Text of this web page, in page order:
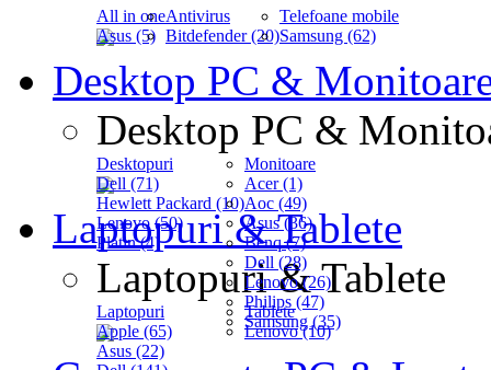
All in one
Asus (5)
Antivirus
Bitdefender (20)
Telefoane mobile
Samsung (62)
Desktop PC &
Desktop PC &
Desktopuri
Dell (71)
Hewlett Packard (10)
Lenovo (50)
Platin (4)
Monitoare
Acer (1)
Aoc (49)
Asus (36)
Benq (7)
Dell (28)
Lenovo (26)
Philips (47)
Samsung (35)
Laptopuri & Tablete
Laptopuri & Tablete
Laptopuri
Apple (65)
Asus (22)
Tablete
Lenovo (10)